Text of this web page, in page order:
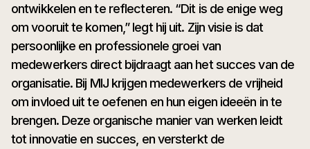
ontwikkelen en te reflecteren. “Dit is de enige weg
om vooruit te komen,” legt hij uit. Zijn visie is dat
persoonlijke en professionele groei van
medewerkers direct bijdraagt aan het succes van de
organisatie. Bij MIJ krijgen medewerkers de vrijheid
om invloed uit te oefenen en hun eigen ideeën in te
brengen. Deze organische manier van werken leidt
tot innovatie en succes, en versterkt de